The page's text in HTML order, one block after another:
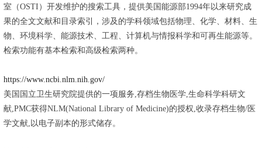
室（OSTI）开发维护的搜索工具，提供美国能源部1994年以来研究成
果的全文文献和目录索引，涉及的学科领域包括物理、化学、材料、生
物、环境科学、能源技术、工程、计算机与情报科学和可再生能源等。
检索功能有基本检索和高级检索两种。
https://www.ncbi.nlm.nih.gov/
美国国立卫生研究院提供的一项服务,存档生物医学,生命科学科研文
献,PMC获得NLM(National Library of Medicine)的授权,收录存档生物/医
学文献,以电子副本的形式储存。